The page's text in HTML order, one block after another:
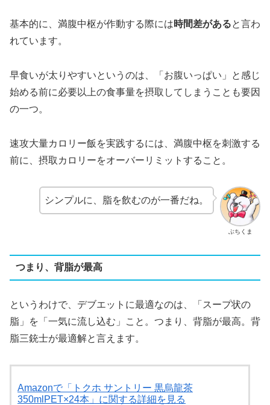
基本的に、満腹中枢が作動する際には時間差があると言わ
れています。
早食いが太りやすいというのは、「お腹いっぱい」と感じ
始める前に必要以上の食事量を摂取してしまうことも要因
の一つ。
速攻大量カロリー飯を実践するには、満腹中枢を刺激する
前に、摂取カロリーをオーバーリミットすること。
ぶちくま
シンプルに、脂を飲むのが一番だね。
つまり、背脂が最高
というわけで、デブエットに最適なのは、「スープ状の
脂」を「一気に流し込む」こと。つまり、背脂が最高。背
脂三銃士が最適解と言えます。
Amazonで「トクホ サントリー 黒烏龍茶
350mlPET×24本」に関する詳細を見る